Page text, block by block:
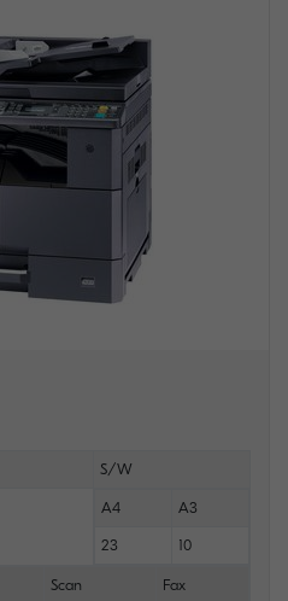
S/W
A4 A3
23 10
Scan Fax